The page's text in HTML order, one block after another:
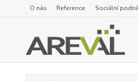
O nás Reference Sociální